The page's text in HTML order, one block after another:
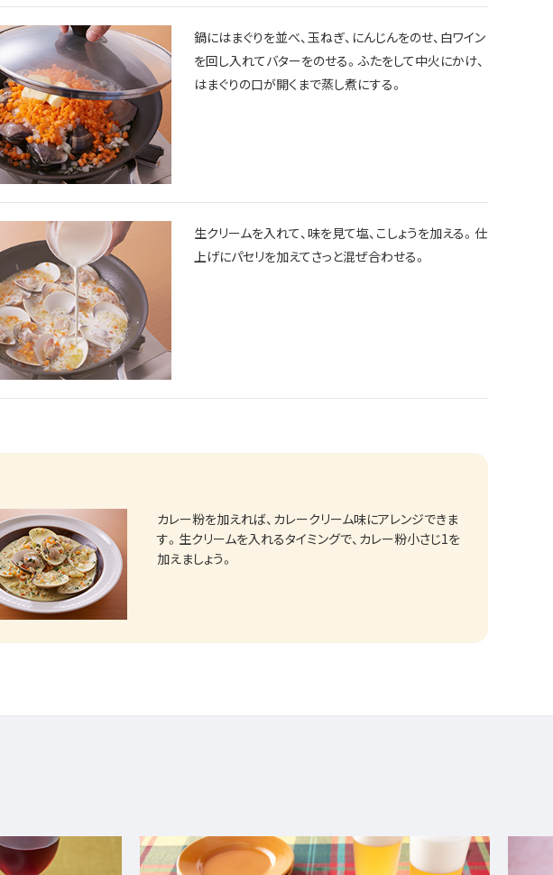
鍋にはまぐりを並べ、玉ねぎ、にんじんをのせ、白ワイン
を回し入れてバターをのせる。ふたをして中火にかけ、
はまぐりの口が開くまで蒸し煮にする。
生クリームを入れて、味を見て塩、こしょうを加える。仕
上げにパセリを加えてさっと混ぜ合わせる。
カレー粉を加えれば、カレークリーム味にアレンジできま
す。生クリームを入れるタイミングで、カレー粉小さじ1を
加えましょう。